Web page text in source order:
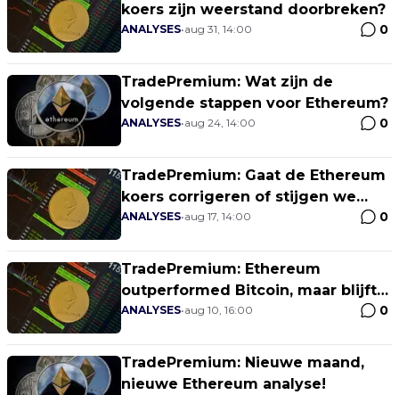
koers zijn weerstand doorbreken?
ANALYSES•aug 31, 14:00 0
TradePremium: Wat zijn de
volgende stappen voor Ethereum?
ANALYSES•aug 24, 14:00 0
TradePremium: Gaat de Ethereum
koers corrigeren of stijgen we
door?
ANALYSES•aug 17, 14:00 0
TradePremium: Ethereum
outperformed Bitcoin, maar blijft
dit zo?
ANALYSES•aug 10, 16:00 0
TradePremium: Nieuwe maand,
nieuwe Ethereum analyse!